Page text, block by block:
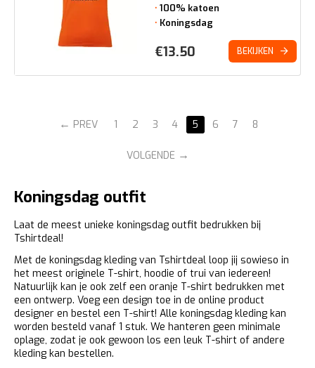
100% katoen
Koningsdag
€13.50 BEKIJKEN
PREV 1 2 3 4 5 6 7 8
VOLGENDE
Koningsdag outfit
Laat de meest unieke koningsdag outfit bedrukken bij
Tshirtdeal!
Met de koningsdag kleding van Tshirtdeal loop jij sowieso in
het meest originele T-shirt, hoodie of trui van iedereen!
Natuurlijk kan je ook zelf een oranje T-shirt bedrukken met
een ontwerp. Voeg een design toe in de online product
designer en bestel een T-shirt! Alle koningsdag kleding kan
worden besteld vanaf 1 stuk. We hanteren geen minimale
oplage, zodat je ook gewoon los een leuk T-shirt of andere
kleding kan bestellen.